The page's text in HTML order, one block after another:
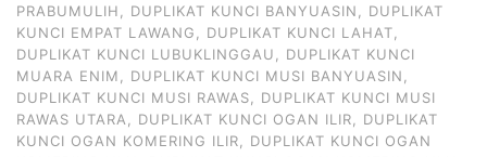
PRABUMULIH, DUPLIKAT KUNCI BANYUASIN, DUPLIKAT
KUNCI EMPAT LAWANG, DUPLIKAT KUNCI LAHAT,
DUPLIKAT KUNCI LUBUKLINGGAU, DUPLIKAT KUNCI
MUARA ENIM, DUPLIKAT KUNCI MUSI BANYUASIN,
DUPLIKAT KUNCI MUSI RAWAS, DUPLIKAT KUNCI MUSI
RAWAS UTARA, DUPLIKAT KUNCI OGAN ILIR, DUPLIKAT
KUNCI OGAN KOMERING ILIR, DUPLIKAT KUNCI OGAN